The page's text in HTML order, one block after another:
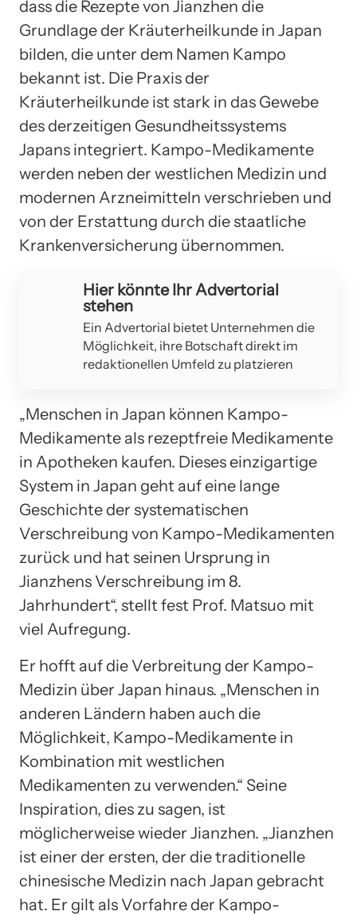
dass die Rezepte von Jianzhen die
Grundlage der Kräuterheilkunde in Japan
bilden, die unter dem Namen Kampo
bekannt ist. Die Praxis der
Kräuterheilkunde ist stark in das Gewebe
des derzeitigen Gesundheitssystems
Japans integriert. Kampo-Medikamente
werden neben der westlichen Medizin und
modernen Arzneimitteln verschrieben und
von der Erstattung durch die staatliche
Krankenversicherung übernommen.
Hier könnte Ihr Advertorial
stehen
Ein Advertorial bietet Unternehmen die
Möglichkeit, ihre Botschaft direkt im
redaktionellen Umfeld zu platzieren
„Menschen in Japan können Kampo-
Medikamente als rezeptfreie Medikamente
in Apotheken kaufen. Dieses einzigartige
System in Japan geht auf eine lange
Geschichte der systematischen
Verschreibung von Kampo-Medikamenten
zurück und hat seinen Ursprung in
Jianzhens Verschreibung im 8.
Jahrhundert“, stellt fest Prof. Matsuo mit
viel Aufregung.
Er hofft auf die Verbreitung der Kampo-
Medizin über Japan hinaus. „Menschen in
anderen Ländern haben auch die
Möglichkeit, Kampo-Medikamente in
Kombination mit westlichen
Medikamenten zu verwenden.“ Seine
Inspiration, dies zu sagen, ist
möglicherweise wieder Jianzhen. „Jianzhen
ist einer der ersten, der die traditionelle
chinesische Medizin nach Japan gebracht
hat. Er gilt als Vorfahre der Kampo-